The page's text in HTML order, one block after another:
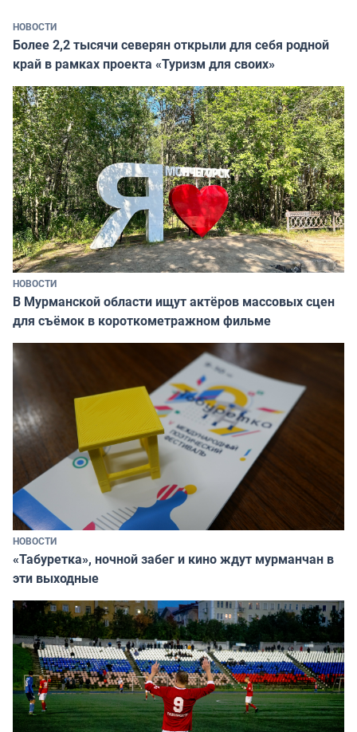
НОВОСТИ
Более 2,2 тысячи северян открыли для себя родной
край в рамках проекта «Туризм для своих»
НОВОСТИ
В Мурманской области ищут актёров массовых сцен
для съёмок в короткометражном фильме
НОВОСТИ
«Табуретка», ночной забег и кино ждут мурманчан в
эти выходные